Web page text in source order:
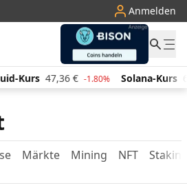
Anmelden
Kurs 47,36 € -1.80% Solana-Kurs
Märkte Mining NFT